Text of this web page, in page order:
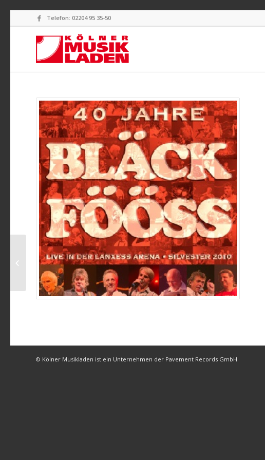
Telefon: 02204 95 35-50
© Kölner Musikladen ist ein Unternehmen der Pavement Records GmbH
Bläck Fööss – Rut un
wiess